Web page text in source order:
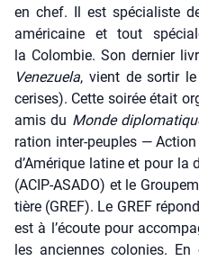
en chef. Il est spé­cia­liste
amé­ri­caine et tout
la Colom­bie. Son der­nier
Vene­zue­la, vient de sor­tir
cerises). Cette soi­rée était
amis du Monde
ra­tion inter-peuples —
d’Amérique latine et pour la
(ACIP-ASADO) et le
tière (GREF). Le GREF
est à l’écoute pour
les anciennes colo­nies.